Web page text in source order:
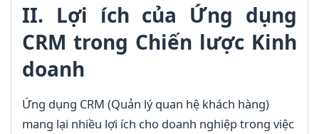
II. Lợi ích của Ứng dụng
CRM trong Chiến lược Kinh
doanh
Ứng dụng CRM (Quản lý quan hệ khách hàng)
mang lại nhiều lợi ích cho doanh nghiệp trong việc